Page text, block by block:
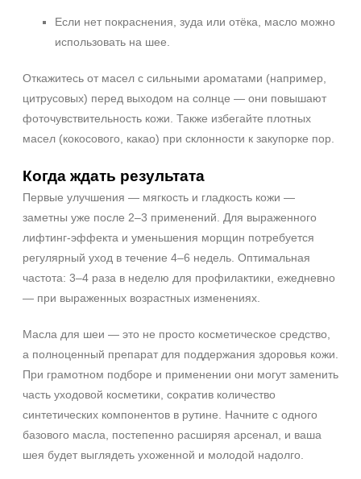
Если нет покраснения, зуда или отёка, масло можно
использовать на шее.
Откажитесь от масел с сильными ароматами (например,
цитрусовых) перед выходом на солнце — они повышают
фоточувствительность кожи. Также избегайте плотных
масел (кокосового, какао) при склонности к закупорке пор.
Когда ждать результата
Первые улучшения — мягкость и гладкость кожи —
заметны уже после 2–3 применений. Для выраженного
лифтинг‑эффекта и уменьшения морщин потребуется
регулярный уход в течение 4–6 недель. Оптимальная
частота: 3–4 раза в неделю для профилактики, ежедневно
— при выраженных возрастных изменениях.
Масла для шеи — это не просто косметическое средство,
а полноценный препарат для поддержания здоровья кожи.
При грамотном подборе и применении они могут заменить
часть уходовой косметики, сократив количество
синтетических компонентов в рутине. Начните с одного
базового масла, постепенно расширяя арсенал, и ваша
шея будет выглядеть ухоженной и молодой надолго.